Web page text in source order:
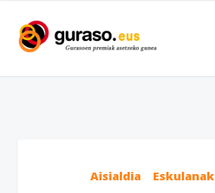
Aisialdia Eskulanak